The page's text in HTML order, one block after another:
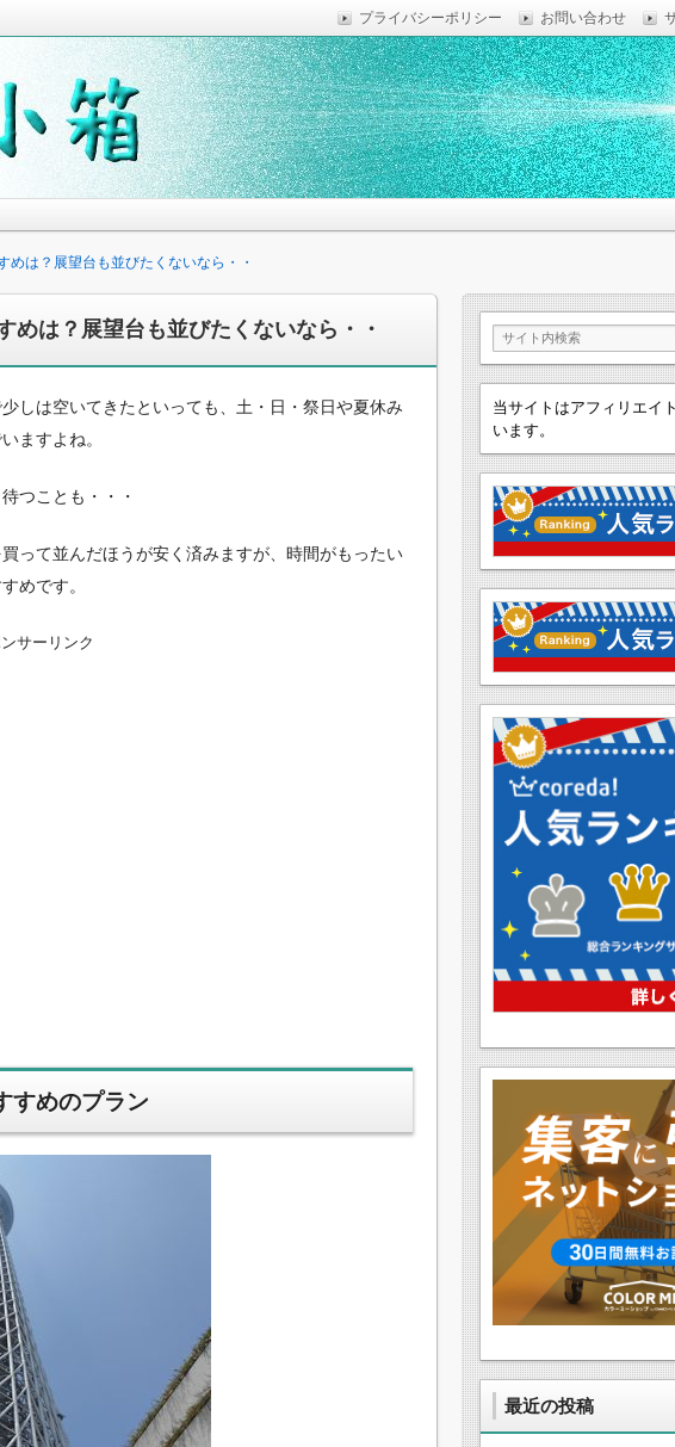
プライバシーポリシー お問い合わせ
れば便利なことなどを気がついた時に綴っています。
。
めは？展望台も並びたくないなら・・
めは？展望台も並びたくないなら・・
しは空いてきたといっても、土・日・祭日や夏休み
ますよね。
つことも・・・
って並んだほうが安く済みますが、時間がもったい
めです。
サーリンク
すめのプラン
当サイトはアフィリエイ
います。
最近の投稿